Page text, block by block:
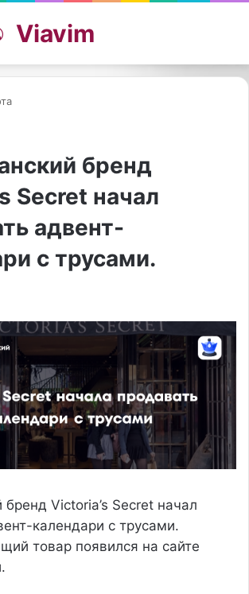
skin
Войти
Viavim
бренд
Secret начал
адвент-
с трусами.
Victoria’s Secret начал
календари с трусами.
товар появился на сайте